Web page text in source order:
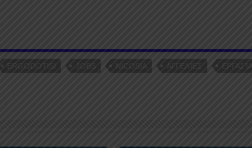
ERGODOTISI JOBS NICOSIA ΑΓΓΕΛΊΕΣ
ΕΡΓΑΣΊΑ